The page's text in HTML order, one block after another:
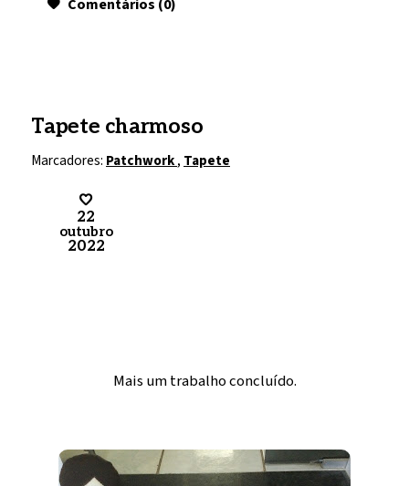
Comentários (0)
Tapete charmoso
Marcadores: Patchwork, Tapete
22
outubro
2022
Mais um trabalho concluído.